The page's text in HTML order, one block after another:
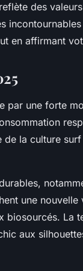
des
en affirmant
par une forte
de la culture
une
biosourcés. La
aux